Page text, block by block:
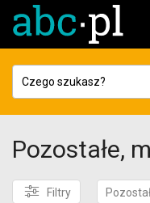
Pozostałe,
Filtry